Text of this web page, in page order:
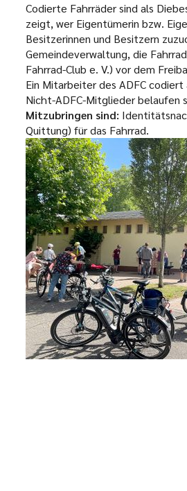
Codierte Fahrräder sind als
zeigt, wer Eigentümerin bzw.
Besitzerinnen und Besitzern
Gemeindeverwaltung, die
Fahrrad-Club e. V.) vor dem
Ein Mitarbeiter des ADFC codiert
Nicht-ADFC-Mitglieder belaufen
Mitzubringen sind:
Quittung) für das Fahrrad.